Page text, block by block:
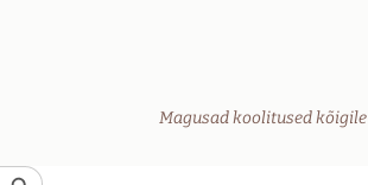
Magusad koolitused kõigile
Search Button